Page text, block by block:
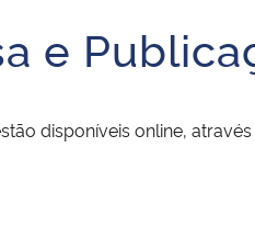
Advocacia-Geral da União
e
disponíveis online,